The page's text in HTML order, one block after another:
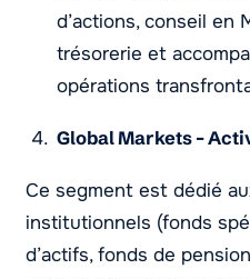
d’actions, conseil en
trésorerie et
opérations
Global Markets –
Ce segment est dédié
institutionnels (fonds
d’actifs, fonds de